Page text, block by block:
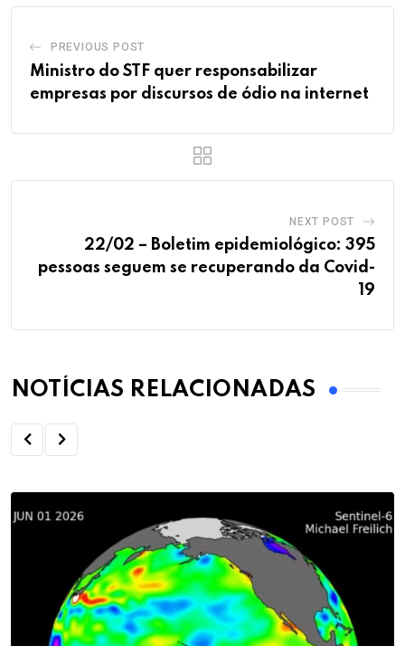
PREVIOUS POST
Ministro do STF quer responsabilizar
empresas por discursos de ódio na internet
NEXT POST
22/02 – Boletim epidemiológico: 395
pessoas seguem se recuperando da Covid-
19
NOTÍCIAS RELACIONADAS